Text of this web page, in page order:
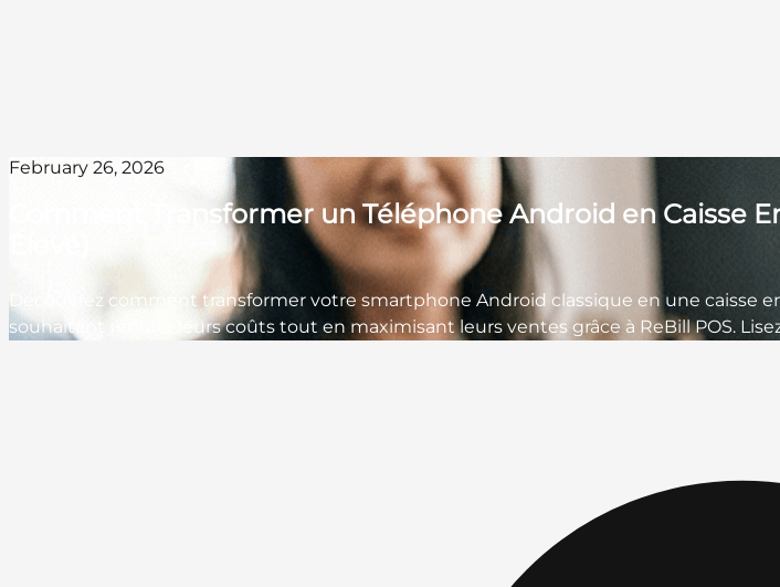
February 26, 2026
Comment Transformer un Téléphone Android en Caisse
Découvrez comment transformer votre smartphone Android classique en une caisse
souhaitant réduire leurs coûts tout en maximisant leurs ventes grâce à ReBill POS.